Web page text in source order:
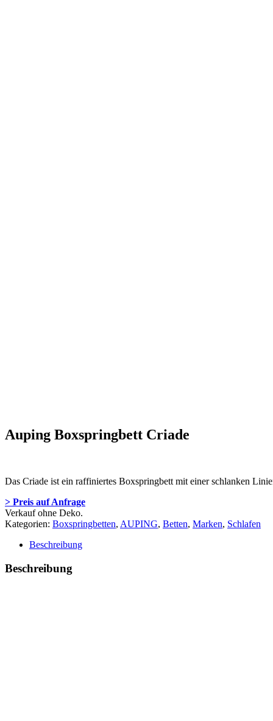
Auping Boxspringbett Criade
Das Criade ist ein raffiniertes Boxspringbett mit einer schlanken
> Preis auf Anfrage
Verkauf ohne Deko.
Kategorien: Boxspringbetten, AUPING, Betten, Marken, Schlafen
Beschreibung
Beschreibung